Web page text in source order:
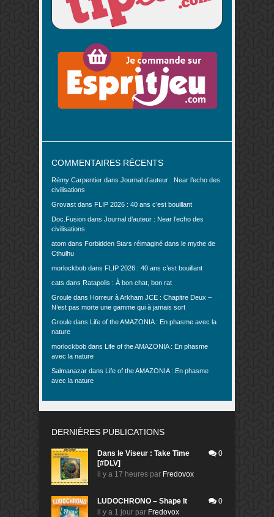
COMMENTAIRES RÉCENTS
Rémy Carpentier dans Journal d’auteur : Near l’echo des
civilisations
Grovast dans FLIP 2026 : 40 ans c’est bouillant
Doc.Fusion dans Journal d’auteur : Near l’echo des
civilisations
atom dans Forbidden Stars réimaginé dans le mythe de
Cthulhu
morlockbob dans FLIP 2026 : 40 ans c’est bouillant
cats dans Ratapolis : À bon chat, bon rat
Groule dans Horreur à Arkham JCE : Chapitre Deux –
N’est pas morte une gamme qui à jamais sort
Groule dans Life of the AMAZONIA : En phasme avec la
nature
morlockbob dans Life of the AMAZONIA : En phasme
avec la nature
Salmanazar dans Life of the AMAZONIA : En phasme
avec la nature
DERNIÈRES PUBLICATIONS
Dans le Viseur : Take Time
[#DLV]
il y a 17 heures par Fredovox
0
LUDOCHRONO – Shape It
il y a 1 jour par Fredovox
0